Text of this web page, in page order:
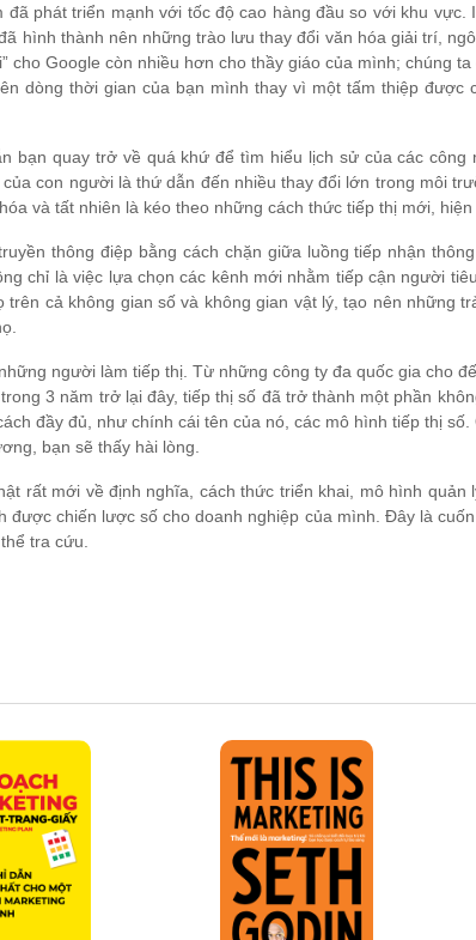
phát triển mạnh với tốc độ cao hàng đầu so với khu
hình thành nên những trào lưu thay đổi văn hóa giải trí,
cho Google còn nhiều hơn cho thầy giáo của mình; chúng
dòng thời gian của bạn mình thay vì một tấm thiệp
bạn quay trở về quá khứ để tìm hiểu lịch sử của các
con người là thứ dẫn đến nhiều thay đổi lớn trong môi
và tất nhiên là kéo theo những cách thức tiếp thị mới, hiện
thông điệp bằng cách chặn giữa luồng tiếp nhận
chỉ là việc lựa chọn các kênh mới nhằm tiếp cận người
cả không gian số và không gian vật lý, tạo nên những
người làm tiếp thị. Từ những công ty đa quốc gia cho
3 năm trở lại đây, tiếp thị số đã trở thành một phần
đầy đủ, như chính cái tên của nó, các mô hình tiếp thị
bạn sẽ thấy hài lòng.
rất mới về định nghĩa, cách thức triển khai, mô hình
chiến lược số cho doanh nghiệp của mình. Đây là
tra cứu.